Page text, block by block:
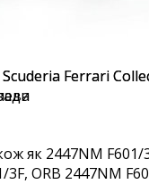
як 2447NM F601/
ORB 2447NM